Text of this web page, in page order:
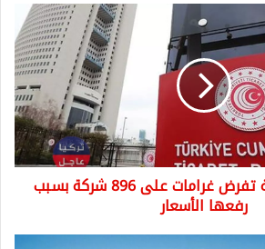
وزار التجارة التركية تفرض غرامات على 896 شركة بسبب
رفعها الأسعار